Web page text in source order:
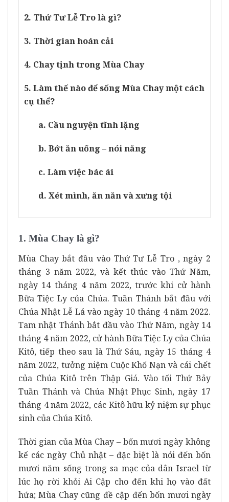
2. Thứ Tư Lễ Tro là gì?
3. Thời gian hoán cải
4. Chay tịnh trong Mùa Chay
5. Làm thế nào để sống Mùa Chay một cách
cụ thể?
a. Cầu nguyện tĩnh lặng
b. Bớt ăn uống – nói năng
c. Làm việc bác ái
d. Xét mình, ăn năn và xưng tội
1. Mùa Chay là gì?
Mùa Chay bắt đầu vào Thứ Tư Lễ Tro , ngày 2
tháng 3 năm 2022, và kết thúc vào Thứ Năm,
ngày 14 tháng 4 năm 2022, trước khi cử hành
Bữa Tiệc Ly của Chúa. Tuần Thánh bắt đầu với
Chúa Nhật Lễ Lá vào ngày 10 tháng 4 năm 2022.
Tam nhật Thánh bắt đầu vào Thứ Năm, ngày 14
tháng 4 năm 2022, cử hành Bữa Tiệc Ly của Chúa
Kitô, tiếp theo sau là Thứ Sáu, ngày 15 tháng 4
năm 2022, tưởng niệm Cuộc Khổ Nạn và cái chết
của Chúa Kitô trên Thập Giá. Vào tối Thứ Bảy
Tuần Thánh và Chúa Nhật Phục Sinh, ngày 17
tháng 4 năm 2022, các Kitô hữu kỷ niệm sự phục
sinh của Chúa Kitô.
Thời gian của Mùa Chay – bốn mươi ngày không
kể các ngày Chủ nhật – đặc biệt là nói đến bốn
mươi năm sống trong sa mạc của dân Israel từ
lúc họ rời khỏi Ai Cập cho đến khi họ vào đất
hứa; Mùa Chay cũng đề cập đến bốn mươi ngày